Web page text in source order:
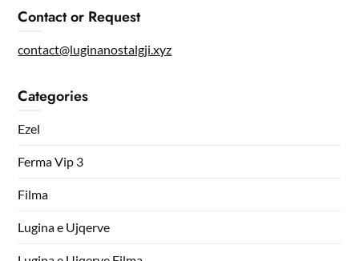
Contact or Request
contact@luginanostalgji.xyz
Categories
Ezel
Ferma Vip 3
Filma
Lugina e Ujqerve